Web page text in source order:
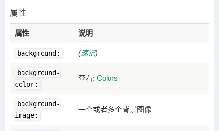
属性
属性 说明
background: (速记)
background-
color:
查看:Colors
background-
image:
一个或者多个背景图像